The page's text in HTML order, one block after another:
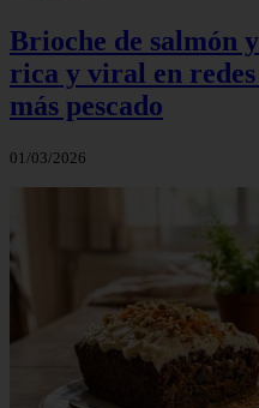
Brioche de salmón
rica y viral en
más pescado
01/03/2026